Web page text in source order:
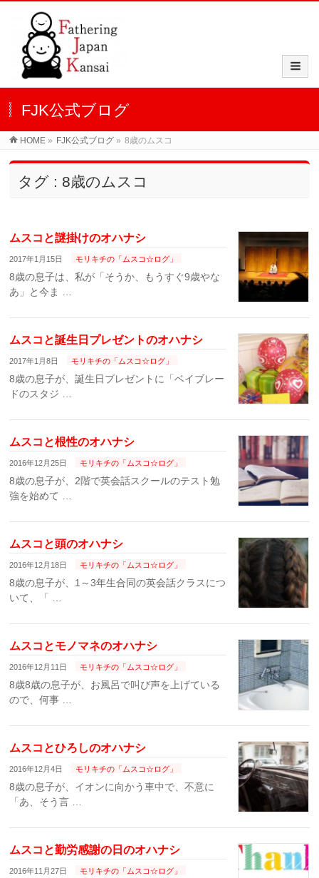
FJK公式ブログ
HOME » FJK公式ブログ » 8歳のムスコ
タグ : 8歳のムスコ
ムスコと謎掛けのオハナシ
2017年1月15日 モリキチの「ムスコ☆ログ」
8歳の息子は、私が「そうか、もうすぐ9歳やな
あ」と今ま …
ムスコと誕生日プレゼントのオハナシ
2017年1月8日 モリキチの「ムスコ☆ログ」
8歳の息子が、誕生日プレゼントに「ベイブレー
ドのスタジ …
ムスコと根性のオハナシ
2016年12月25日 モリキチの「ムスコ☆ログ」
8歳の息子が、2階で英会話スクールのテスト勉
強を始めて …
ムスコと頭のオハナシ
2016年12月18日 モリキチの「ムスコ☆ログ」
8歳の息子が、1～3年生合同の英会話クラスにつ
いて、「 …
ムスコとモノマネのオハナシ
2016年12月11日 モリキチの「ムスコ☆ログ」
8歳8歳の息子が、お風呂で叫び声を上げている
ので、何事 …
ムスコとひろしのオハナシ
2016年12月4日 モリキチの「ムスコ☆ログ」
8歳の息子が、イオンに向かう車中で、不意に
「あ、そう言 …
ムスコと勤労感謝の日のオハナシ
2016年11月27日 モリキチの「ムスコ☆ログ」